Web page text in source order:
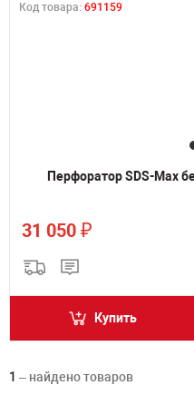
Код товара: 691159
Перфоратор SDS-Max
31 050 ₽
Купить
1 – найдено товаров